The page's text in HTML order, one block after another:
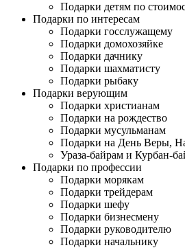
Подарки детям по
Подарки по интересам
Подарки госслужащему
Подарки домохозяйке
Подарки дачнику
Подарки шахматисту
Подарки рыбаку
Подарки верующим
Подарки христианам
Подарки на рождество
Подарки мусульманам
Подарки на День Веры,
Ураза-байрам и Курбан-
Подарки по профессии
Подарки морякам
Подарки трейдерам
Подарки шефу
Подарки бизнесмену
Подарки руководителю
Подарки начальнику